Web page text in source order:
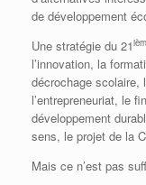
de développement
Une stratégie du 21
l’innovation, la
décrochage scolaire,
l’entrepreneuriat, le
développement
sens, le projet de la
Mais ce n’est pas